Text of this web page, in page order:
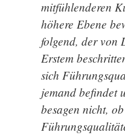
mitfühlenderen
höhere Ebene
folgend, der von
Erstem
sich
jemand befindet
besagen nicht,